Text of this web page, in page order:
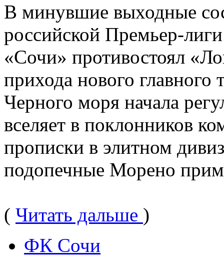
В минувшие выходные
российской Премьер-
«Сочи» противостоял
прихода нового главного
Черного моря начала
вселяет в поклонников
прописки в элитном
подопечные Морено
( Читать дальше )
ФК Сочи